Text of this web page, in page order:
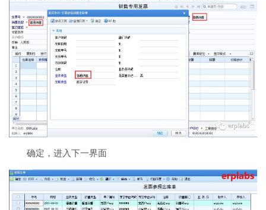
确定，进入下一界面